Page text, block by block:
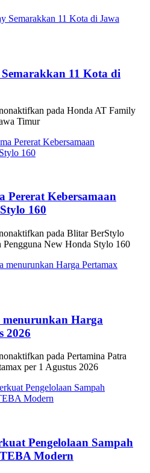
11 Kota di
pada Honda AT Family
Timur
Pererat Kebersamaan
160
pada Blitar BerStylo
Pengguna New Honda Stylo 160
Harga
2026
pada Pertamina Patra
per 1 Agustus 2026
Pengelolaan Sampah
Modern